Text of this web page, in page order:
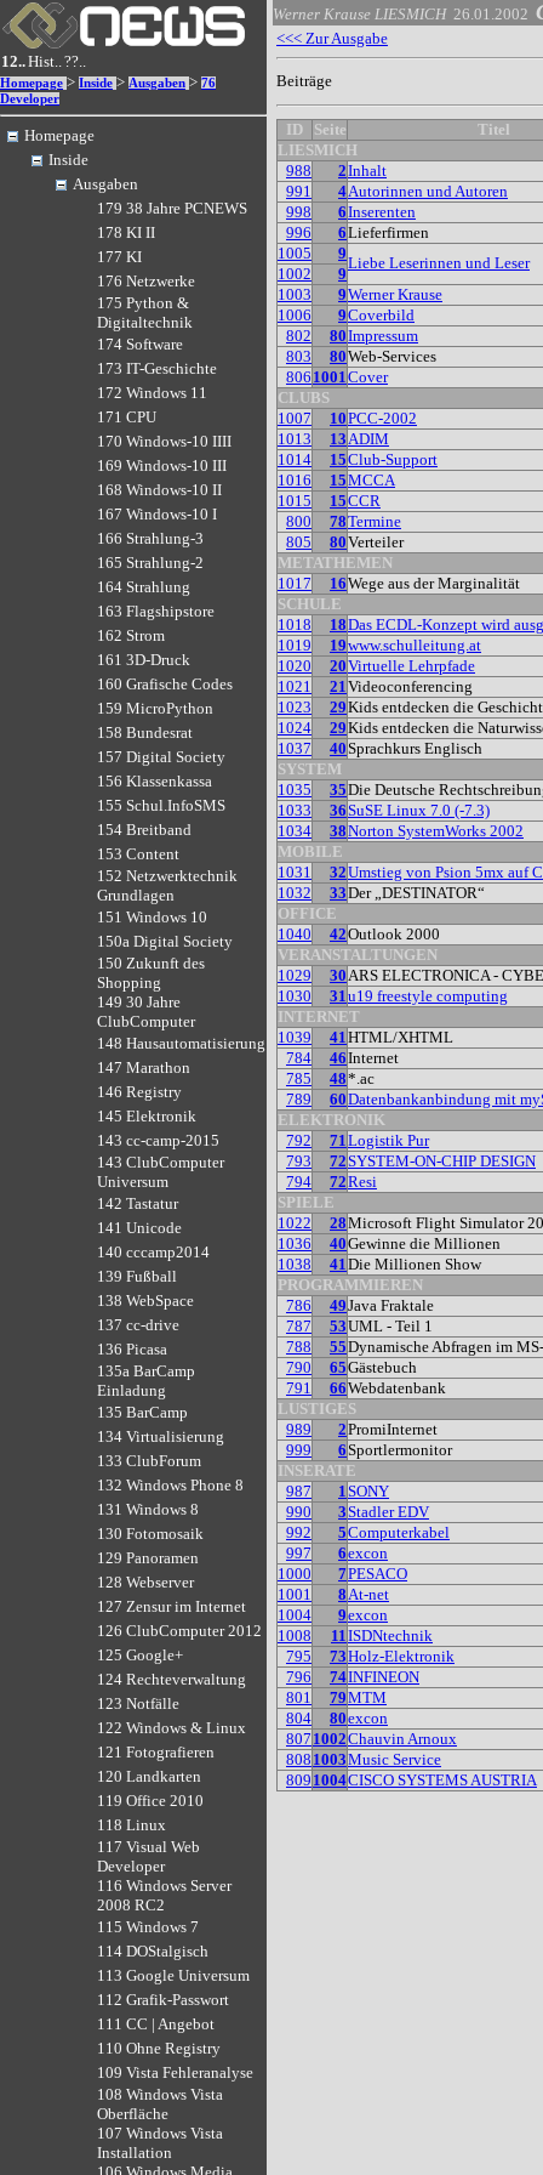
12..Hist..??..
Homepage > Inside > Ausgaben > 76
Developer
Homepage
Inside
Ausgaben
179 38 Jahre PCNEWS
178 KI II
177 KI
176 Netzwerke
175 Python &
Digitaltechnik
174 Software
173 IT-Geschichte
172 Windows 11
171 CPU
170 Windows-10 IIII
169 Windows-10 III
168 Windows-10 II
167 Windows-10 I
166 Strahlung-3
165 Strahlung-2
164 Strahlung
163 Flagshipstore
162 Strom
161 3D-Druck
160 Grafische Codes
159 MicroPython
158 Bundesrat
157 Digital Society
156 Klassenkassa
155 Schul.InfoSMS
154 Breitband
153 Content
152 Netzwerktechnik
Grundlagen
151 Windows 10
150a Digital Society
150 Zukunft des
Shopping
149 30 Jahre
ClubComputer
148 Hausautomatisierung
147 Marathon
146 Registry
145 Elektronik
143 cc-camp-2015
143 ClubComputer
Universum
142 Tastatur
141 Unicode
140 cccamp2014
139 Fußball
138 WebSpace
137 cc-drive
136 Picasa
135a BarCamp
Einladung
135 BarCamp
134 Virtualisierung
133 ClubForum
132 Windows Phone 8
131 Windows 8
130 Fotomosaik
129 Panoramen
128 Webserver
127 Zensur im Internet
126 ClubComputer 2012
125 Google+
124 Rechteverwaltung
123 Notfälle
122 Windows & Linux
121 Fotografieren
120 Landkarten
119 Office 2010
118 Linux
117 Visual Web
Developer
116 Windows Server
2008 RC2
115 Windows 7
114 DOStalgisch
113 Google Universum
112 Grafik-Passwort
111 CC | Angebot
110 Ohne Registry
109 Vista Fehleranalyse
108 Windows Vista
Oberfläche
107 Windows Vista
Installation
Werner Krause LIESMICH 26.01.2002
<<< Zur Ausgabe
Beiträge
ID Seite
Titel
LIESMICH
988
2Inhalt
991
4Autorinnen und Autoren
998
6Inserenten
996
6Lieferfirmen
1005
9
Liebe Leserinnen und Leser
1002
9
1003
9Werner Krause
1006
9Coverbild
802
80Impressum
803
80Web-Services
806 1001Cover
CLUBS
1007
10PCC-2002
1013
13ADIM
1014
15Club-Support
1016
15MCCA
1015
15CCR
800
78Termine
805
80Verteiler
METATHEMEN
1017
16Wege aus der Marginalität
SCHULE
1018
18Das ECDL-Konzept wird
1019
19www.schulleitung.at
1020
20Virtuelle Lehrpfade
1021
21Videoconferencing
1023
29Kids entdecken die
1024
29Kids entdecken die
1037
40Sprachkurs Englisch
SYSTEM
1035
35Die Deutsche
1033
36SuSE Linux 7.0 (-7.3)
1034
38Norton SystemWorks 2002
MOBILE
1031
32Umstieg von Psion 5mx auf
1032
33Der „DESTINATOR“
OFFICE
1040
42Outlook 2000
VERANSTALTUNGEN
1029
30ARS ELECTRONICA -
1030
31u19 freestyle computing
INTERNET
1039
41HTML/XHTML
784
46Internet
785
48*.ac
789
60Datenbankanbindung mit
ELEKTRONIK
792
71Logistik Pur
793
72SYSTEM-ON-CHIP DESIGN
794
72Resi
SPIELE
1022
28Microsoft Flight Simulator
1036
40Gewinne die Millionen
1038
41Die Millionen Show
PROGRAMMIEREN
786
49Java Fraktale
787
53UML - Teil 1
788
55Dynamische Abfragen im
790
65Gästebuch
791
66Webdatenbank
LUSTIGES
989
2PromiInternet
999
6Sportlermonitor
INSERATE
987
1SONY
990
3Stadler EDV
992
5Computerkabel
997
6excon
1000
7PESACO
1001
8At-net
1004
9excon
1008
11ISDNtechnik
795
73Holz-Elektronik
796
74INFINEON
801
79MTM
804
80excon
807 1002Chauvin Arnoux
808 1003Music Service
809 1004CISCO SYSTEMS AUSTRIA